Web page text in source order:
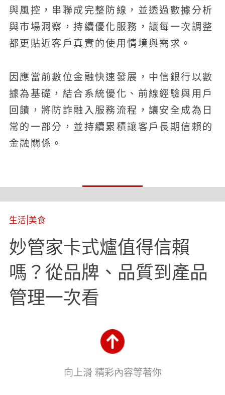
與風控，串聯成完整防線，並透過數據分析
與市場洞察，持續優化服務，讓每一次調整
都更貼近客戶真實的使用情境與需求。
因應當前數位金融快速發展，中信銀行以數
據為基礎，結合系統優化、前線經驗與用戶
回饋，將防詐融入服務流程，讓安全成為日
常的一部分，並持續累積讓客戶長期信賴的
金融關係。
生活 美食
妙管家卡式爐值得信賴
嗎？從品牌、品質到產品
管理一次看
向上滑 精彩內容等著你